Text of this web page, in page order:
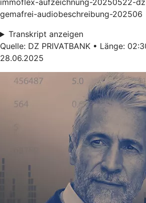
immoflex-aufzeichnung-20250522-
gemafrei-audiobeschreibung-202506
Transkript anzeigen
Quelle: DZ PRIVATBANK • Länge:
28.06.2025